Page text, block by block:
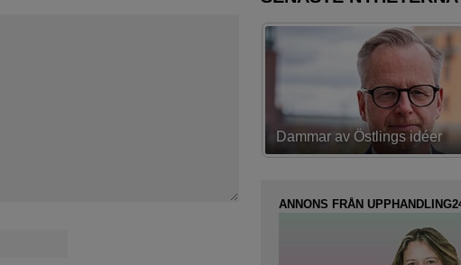
Första strategin spikad
ANNONS FRÅN